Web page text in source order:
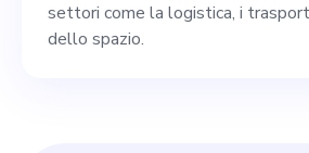
settori come la logistica, i
dello spazio.